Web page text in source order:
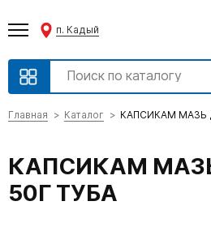
п. Кадый
Главная Каталог КАПСИКАМ МАЗЬ
КАПСИКАМ
50Г ТУБА